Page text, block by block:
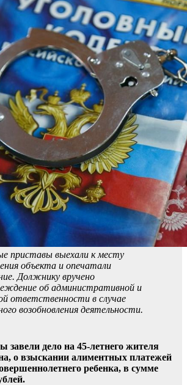
приставы выехали к месту
объекта и опечатали
Должнику вручено
об административной и
ответственности в случае
возобновления деятельности.
завели дело на 45-летнего жителя
о взыскании алиментных платежей
ребенка, в сумме